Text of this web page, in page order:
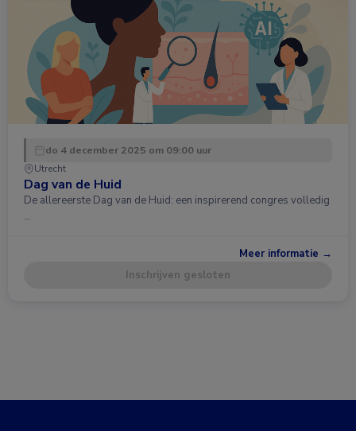
do 4 december 2025 om 09:00 uur
Utrecht
Dag van de Huid
De allereerste Dag van de Huid: een inspirerend congres volledig
…
Meer informatie →
Inschrijven gesloten